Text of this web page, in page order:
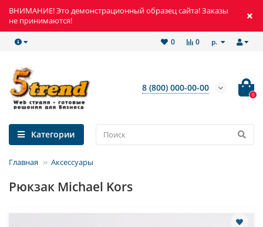
ВНИМАНИЕ! Это демонстрационный образец сайта! Заказы
не принимаются!
р.
0
0
8 (800) 000-00-00
0
Категории
Главная Аксессуары
Рюкзак Michael Kors